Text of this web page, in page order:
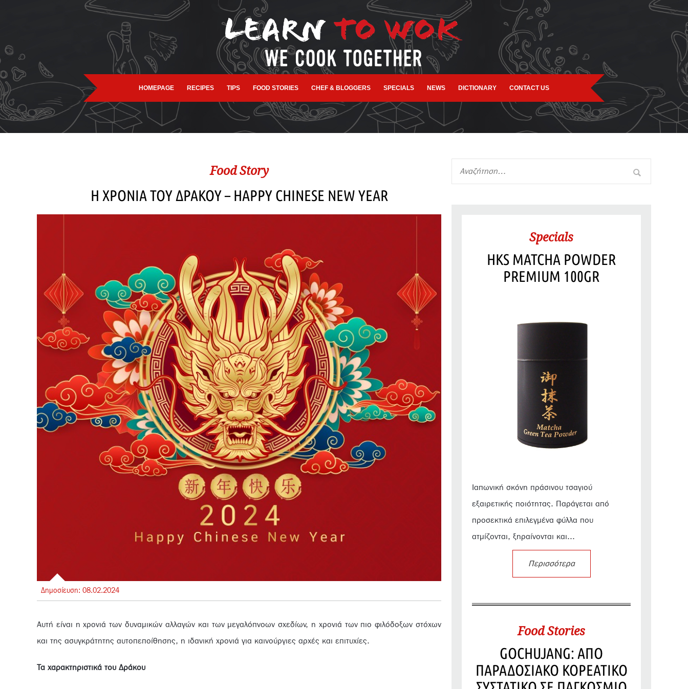
HOMEPAGE RECIPES TIPS FOOD STORIES CHEF & BLOGGERS SPECIALS NEWS DICTIONARY CONTACT US
Food Story
Η ΧΡΟΝΙΑ ΤΟΥ ΔΡΑΚΟΥ – HAPPY CHINESE NEW YEAR
Δημοσίευση: 08.02.2024
Αυτή είναι η χρονιά των δυναμικών αλλαγών και των μεγαλόπνοων σχεδίων, η χρονιά των πιο φιλόδοξων στόχων
και της ασυγκράτητης αυτοπεποίθησης, η ιδανική χρονιά για καινούργιες αρχές και επιτυχίες.
Τα χαρακτηριστικά του Δράκου
Specials
HKS MATCHA POWDER
PREMIUM 100GR
Ιαπωνική σκόνη πράσινου τσαγιού
εξαιρετικής ποιότητας. Παράγεται από
προσεκτικά επιλεγμένα φύλλα που
ατμίζονται, ξηραίνονται και...
Περισσότερα
Food Stories
GOCHUJANG: ΑΠΟ
ΠΑΡΑΔΟΣΙΑΚΟ ΚΟΡΕΑΤΙΚΟ